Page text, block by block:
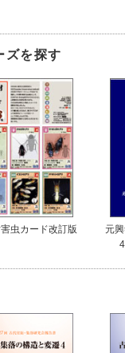
ズを探す
虫カード改訂版
元